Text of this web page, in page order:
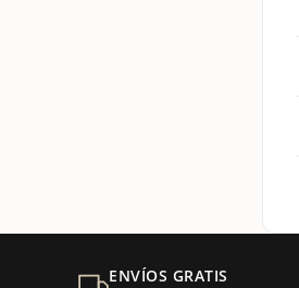
ENVÍOS GRATIS